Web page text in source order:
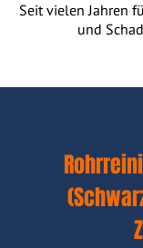
Seit vielen Jahren
und